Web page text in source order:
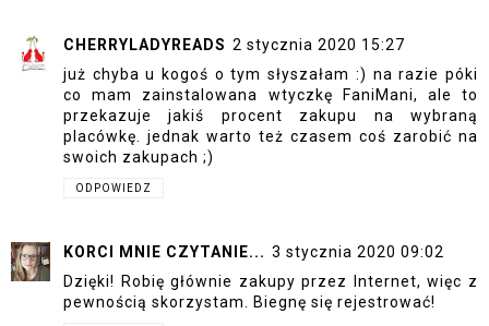
CHERRYLADYREADS 2 stycznia 2020 15:27
już chyba u kogoś o tym słyszałam :) na razie póki
co mam zainstalowana wtyczkę FaniMani, ale to
przekazuje jakiś procent zakupu na wybraną
placówkę. jednak warto też czasem coś zarobić na
swoich zakupach ;)
ODPOWIEDZ
KORCI MNIE CZYTANIE... 3 stycznia 2020 09:02
Dzięki! Robię głównie zakupy przez Internet, więc z
pewnością skorzystam. Biegnę się rejestrować!